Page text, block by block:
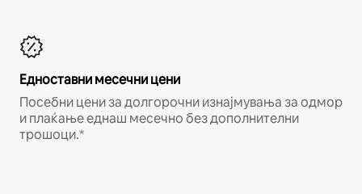
Едноставни месечни цени
Посебни цени за долгорочни изнајмувања за одмор
и плаќање еднаш месечно без дополнителни
трошоци.*